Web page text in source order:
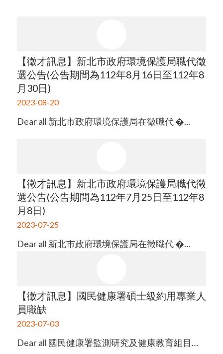
【徵才訊息】新北市政府環境保護局職代徵
選公告(公告期間為112年8月16日至112年8
月30日)
2023-08-20
Dear all 新北市政府環境保護局在徵職代 �…
【徵才訊息】新北市政府環境保護局職代徵
選公告(公告期間為112年7月25日至112年8
月8日)
2023-07-25
Dear all 新北市政府環境保護局在徵職代 �…
【徵才訊息】國民健康署碩士級約用專業人
員職缺
2023-07-03
Dear all 國民健康署監測研究及健康教育組目…